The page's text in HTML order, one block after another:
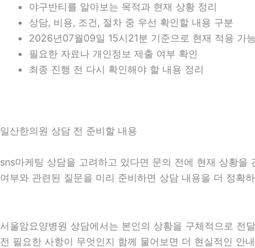
야구반티를 알아보는 목적과 현재 상황 정리
상담, 비용, 조건, 절차 중 우선 확인할 내용 구분
2026년07월09일 15시21분 기준으로 현재 적용 가
필요한 자료나 개인정보 제출 여부 확인
최종 진행 전 다시 확인해야 할 내용 정리
일산한의원 상담 전 준비할 내용
sns마케팅 상담을 고려하고 있다면 문의 전에 현재 상황
여부와 관련된 질문을 미리 준비하면 상담 내용을 더 정확
서울암요양병원 상담에서는 본인의 상황을 구체적으로 전
전 필요한 사항이 무엇인지 함께 물어보면 더 현실적인 안